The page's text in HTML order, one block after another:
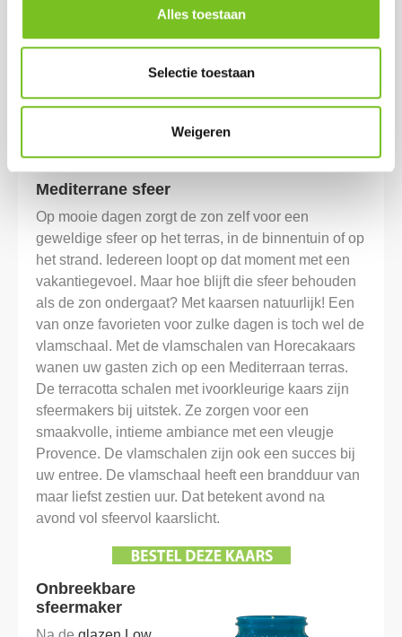
Alles toestaan
Selectie toestaan
Weigeren
Mediterrane sfeer
Op mooie dagen zorgt de zon zelf voor een
geweldige sfeer op het terras, in de binnentuin of op
het strand. Iedereen loopt op dat moment met een
vakantiegevoel. Maar hoe blijft die sfeer behouden
als de zon ondergaat? Met kaarsen natuurlijk! Een
van onze favorieten voor zulke dagen is toch wel de
vlamschaal. Met de vlamschalen van Horecakaars
wanen uw gasten zich op een Mediterraan terras.
De terracotta schalen met ivoorkleurige kaars zijn
sfeermakers bij uitstek. Ze zorgen voor een
smaakvolle, intieme ambiance met een vleugje
Provence. De vlamschalen zijn ook een succes bij
uw entree. De vlamschaal heeft een brandduur van
maar liefst zestien uur. Dat betekent avond na
avond vol sfeervol kaarslicht.
Onbreekbare
sfeermaker